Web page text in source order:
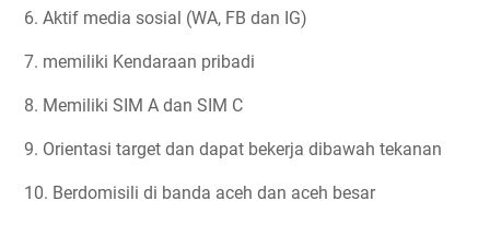
6. Aktif media sosial (WA, FB dan IG)
7. memiliki Kendaraan pribadi
8. Memiliki SIM A dan SIM C
9. Orientasi target dan dapat bekerja dibawah tekanan
10. Berdomisili di banda aceh dan aceh besar